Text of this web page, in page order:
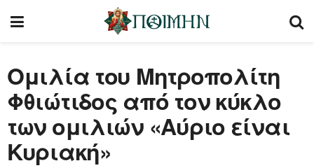
Ομιλία του Μητροπολίτη
Φθιώτιδος από τον κύκλο
των ομιλιών «Αύριο είναι
Κυριακή»